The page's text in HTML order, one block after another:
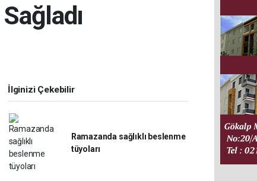
İlginizi Çekebilir
Ramazanda sağlıklı beslenme
tüyoları